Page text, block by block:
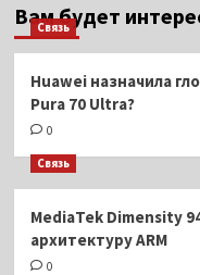
Вам будет
Связь
Huawei назначила
Pura 70 Ultra?
0
Связь
MediaTek Dimensity
архитектуру ARM
0